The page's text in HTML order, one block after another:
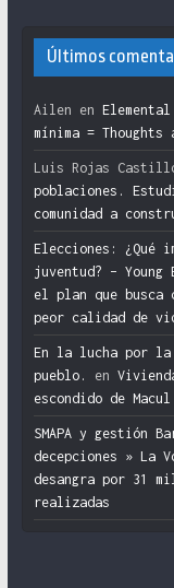
Últimos
Ailen en
mínima = Thoughts
Luis Rojas
poblaciones.
comunidad a
Elecciones: ¿Qué
juventud? – Young
el plan que busca
peor calidad de
En la lucha por
pueblo.
en
escondido de Macul
SMAPA y gestión
decepciones » La
desangra por 31
realizadas